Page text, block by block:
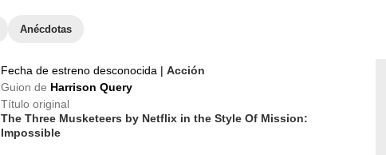
Anécdotas
Fecha de estreno desconocida | Acción
Guion de Harrison Query
Título original
The Three Musketeers by Netflix in the Style Of Mission:
Impossible